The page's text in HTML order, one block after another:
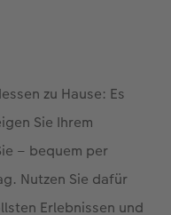
zu Hause: Es
Sie Ihrem
– bequem per
Nutzen Sie dafür
Erlebnissen und